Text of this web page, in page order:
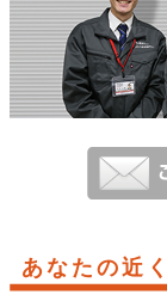
あなたの近